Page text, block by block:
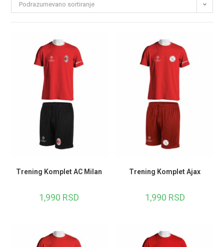
Podrazumevano sortiranje
Trening Komplet AC Milan
1,990 RSD
Trening Komplet Ajax
1,990 RSD